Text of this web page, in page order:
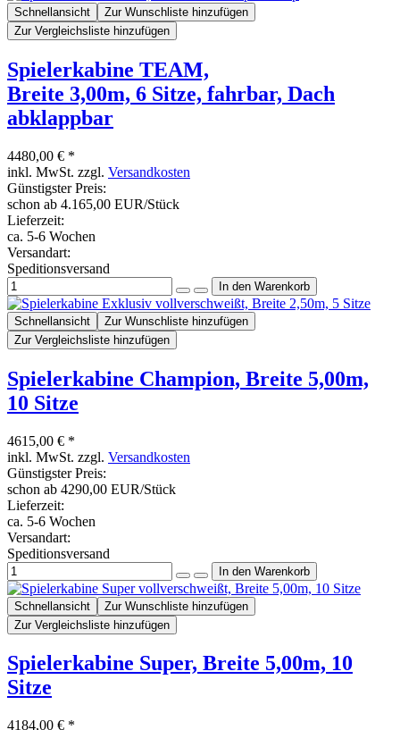
Schnellansicht
Zur Wunschliste hinzufügen
Zur Vergleichsliste hinzufügen
Spielerkabine TEAM,
Breite 3,00m, 6 Sitze, fahrbar, Dach
abklappbar
4480,00 € *
inkl. MwSt. zzgl. Versandkosten
Günstigster Preis:
schon ab 4.165,00 EUR/Stück
Lieferzeit:
ca. 5-6 Wochen
Versandart:
Speditionsversand
Schnellansicht
Zur Wunschliste hinzufügen
Zur Vergleichsliste hinzufügen
Spielerkabine Champion, Breite 5,00m,
10 Sitze
4615,00 € *
inkl. MwSt. zzgl. Versandkosten
Günstigster Preis:
schon ab 4290,00 EUR/Stück
Lieferzeit:
ca. 5-6 Wochen
Versandart:
Speditionsversand
Schnellansicht
Zur Wunschliste hinzufügen
Zur Vergleichsliste hinzufügen
Spielerkabine Super, Breite 5,00m, 10
Sitze
4184,00 € *